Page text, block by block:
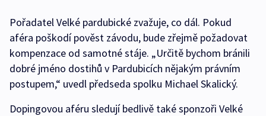
Pořadatel Velké pardubické zvažuje, co dál. Pokud
aféra poškodí pověst závodu, bude zřejmě požadovat
kompenzace od samotné stáje. „Určitě bychom bránili
dobré jméno dostihů v Pardubicích nějakým právním
postupem,“ uvedl předseda spolku Michael Skalický.
Dopingovou aféru sledují bedlivě také sponzoři Velké